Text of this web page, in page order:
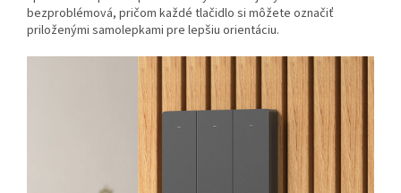
bezproblémová, pričom každé tlačidlo si môžete označiť
priloženými samolepkami pre lepšiu orientáciu.